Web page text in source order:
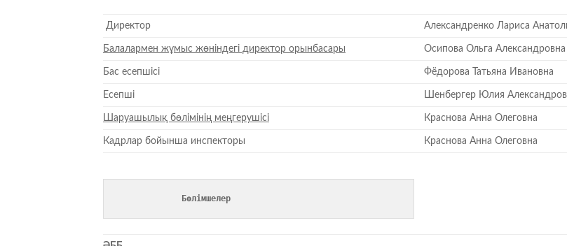
Директор Александренко Лариса
Балалармен жұмыс жөніндегі директор орынбасары Осипова Ольга Александровна
Бас есепшісі Фёдорова Татьяна Ивановна
Есепші Шенбергер Юлия
Шаруашылық бөлімінің меңгерушісі Краснова Анна Олеговна
Кадрлар бойынша инспекторы Краснова Анна Олеговна
             Бөлімшелер